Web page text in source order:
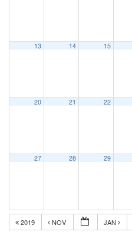
13 14 15
20 21 22
27 28 29
2019 NOV JAN